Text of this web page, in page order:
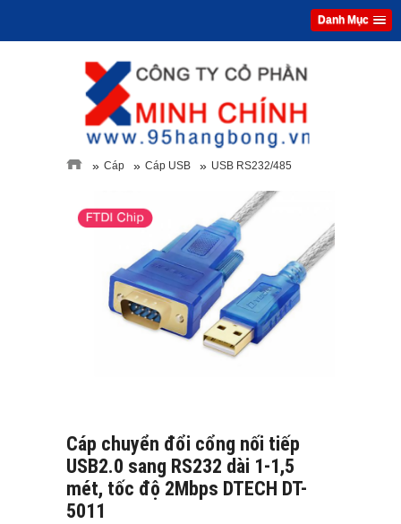
Danh Mục
» Cáp » Cáp USB » USB RS232/485
Cáp chuyển đổi cổng nối tiếp
USB2.0 sang RS232 dài 1-1,5
mét, tốc độ 2Mbps DTECH DT-
5011